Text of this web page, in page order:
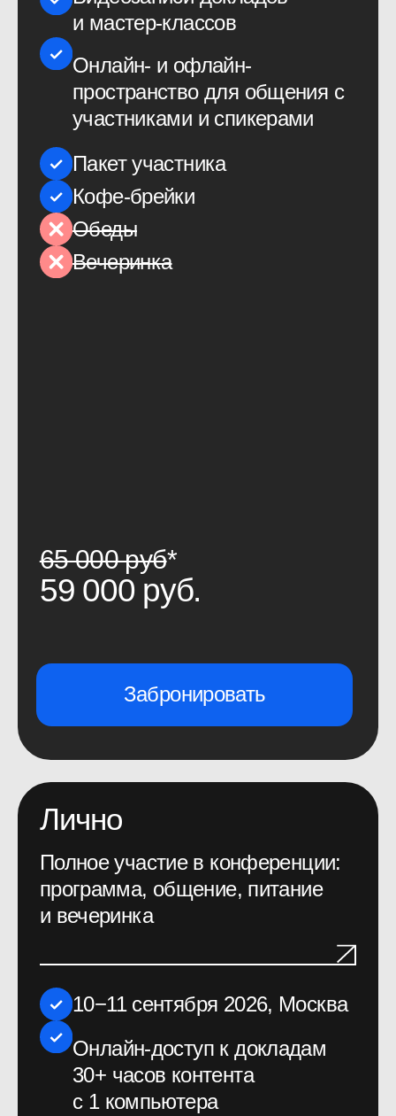
Забронировать
5 сотрудников
150 000 руб.
10−11 сентября 2026,
онлайн — ProductSense'26
Июнь 2027, онлайн —
PeopleSense'27
Онлайн-доступ к докладам
30+ часов контента на каждой
конференции
Видеозаписи докладов
и мастер-классов
Доступ к онлайн-пространству
для общения с участниками
в течение года